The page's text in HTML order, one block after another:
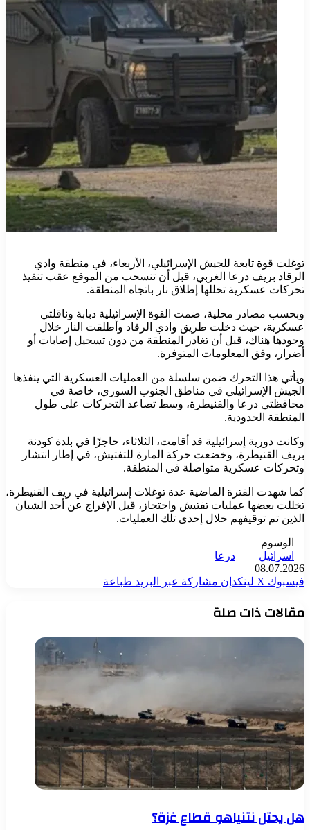
توغلت قوة تابعة للجيش الإسرائيلي، الأربعاء، في منطقة وادي
الرقاد بريف درعا الغربي، قبل أن تنسحب من الموقع عقب تنفيذ
تحركات عسكرية تخللها إطلاق نار باتجاه المنطقة.
وبحسب مصادر محلية، ضمت القوة الإسرائيلية دبابة وناقلتي
عسكرية، حيث دخلت طريق وادي الرقاد وأطلقت النار خلال
وجودها هناك، قبل أن تغادر المنطقة من دون تسجيل إصابات أو
أضرار، وفق المعلومات المتوفرة.
ويأتي هذا التحرك ضمن سلسلة من العمليات العسكرية التي ينفذها
الجيش الإسرائيلي في مناطق الجنوب السوري، خاصة في
محافظتي درعا والقنيطرة، وسط تصاعد التحركات على طول
المنطقة الحدودية.
وكانت دورية إسرائيلية قد أقامت، الثلاثاء، حاجزًا في بلدة كودنة
بريف القنيطرة، وخضعت حركة المارة للتفتيش، في إطار انتشار
وتحركات عسكرية متواصلة في المنطقة.
كما شهدت الفترة الماضية عدة توغلات إسرائيلية في ريف القنيطرة،
تخللت بعضها عمليات تفتيش واحتجاز، قبل الإفراج عن أحد الشبان
الذين تم توقيفهم خلال إحدى تلك العمليات.
الوسوم
اسرائيل
درعا
08.07.2026
فيسبوك ‫X لينكدإن مشاركة عبر البريد طباعة
مقالات ذات صلة
هل يحتل نتنياهو قطاع غزة؟